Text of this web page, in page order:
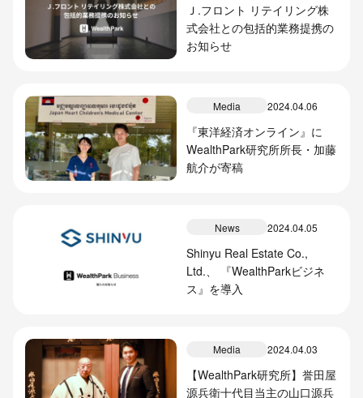
Ｊ.フロント リテイリング株
式会社との包括的業務提携の
お知らせ
Media 2024.04.06
『東洋経済オンライン』に
WealthPark研究所所長・加藤
航介が寄稿
News 2024.04.05
Shinyu Real Estate Co.,
Ltd.、 『WealthParkビジネ
ス』を導入
Media 2024.04.03
【WealthPark研究所】誉田屋
源兵衛十代目当主の山口源兵